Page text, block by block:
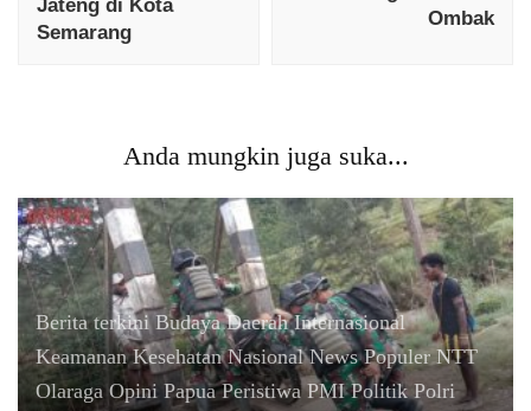
Jateng di Kota
Semarang
Ombak
Anda mungkin juga suka...
Berita terkini Budaya Daerah Internasional
Keamanan Kesehatan Nasional News Populer NTT
Olaraga Opini Papua Peristiwa PMI Politik Polri